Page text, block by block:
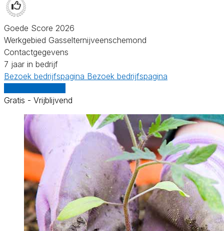
Goede Score 2026
Werkgebied Gasselternijveenschemond
Contactgegevens
7 jaar in bedrijf
Bezoek bedrijfspagina Bezoek bedrijfspagina
Gratis - Vrijblijvend